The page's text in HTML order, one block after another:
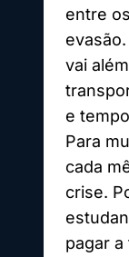
entre
vai
e
Para
cada
crise.
pagar